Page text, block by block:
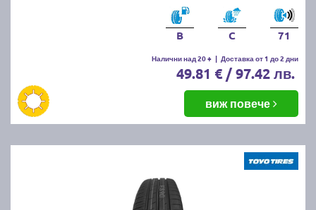
B C 71
Налични над 20 + | Доставка от 1 до 2 дни
49.81 € / 97.42 лв.
виж повече